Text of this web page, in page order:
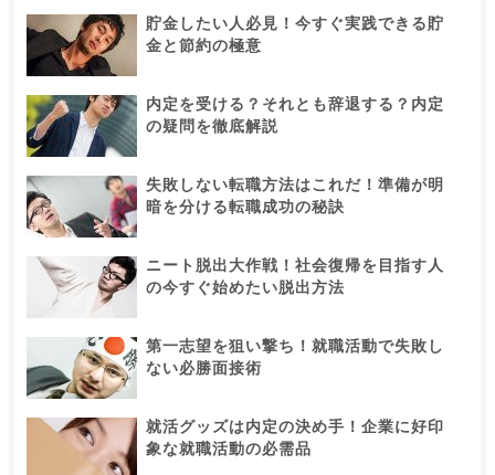
貯金したい人必見！今すぐ実践できる貯
金と節約の極意
内定を受ける？それとも辞退する？内定
の疑問を徹底解説
失敗しない転職方法はこれだ！準備が明
暗を分ける転職成功の秘訣
ニート脱出大作戦！社会復帰を目指す人
の今すぐ始めたい脱出方法
第一志望を狙い撃ち！就職活動で失敗し
ない必勝面接術
就活グッズは内定の決め手！企業に好印
象な就職活動の必需品